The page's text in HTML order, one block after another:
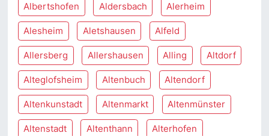
Albertshofen Aldersbach Alerheim
Alesheim Aletshausen Alfeld
Allersberg Allershausen Alling Altdorf
Alteglofsheim Altenbuch Altendorf
Altenkunstadt Altenmarkt Altenmünster
Altenstadt Altenthann Alterhofen